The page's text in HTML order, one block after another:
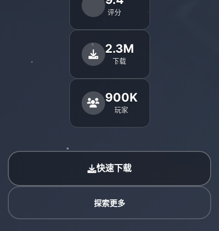
评分
2.3M
下载
900K
玩家
快速下载
探索更多